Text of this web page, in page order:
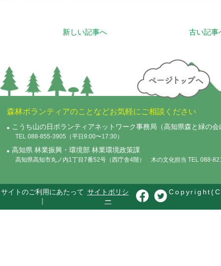
古い記事
新しい記事へ
森林ボランティアのことなどお気軽にご相談ください
こうち山の日ボランティアネットワーク事務局（高知県森と緑の会
TEL 088-855-3905（平日9:00〜17:30）
高知県 林業振興・環境部 林業環境政策課
高知県高知市丸ノ内1丁目7番52号（西庁舎4階） 木の文化担当 TEL 088-
サイトのご利用にあたって
｜
サイトポリシ
ー